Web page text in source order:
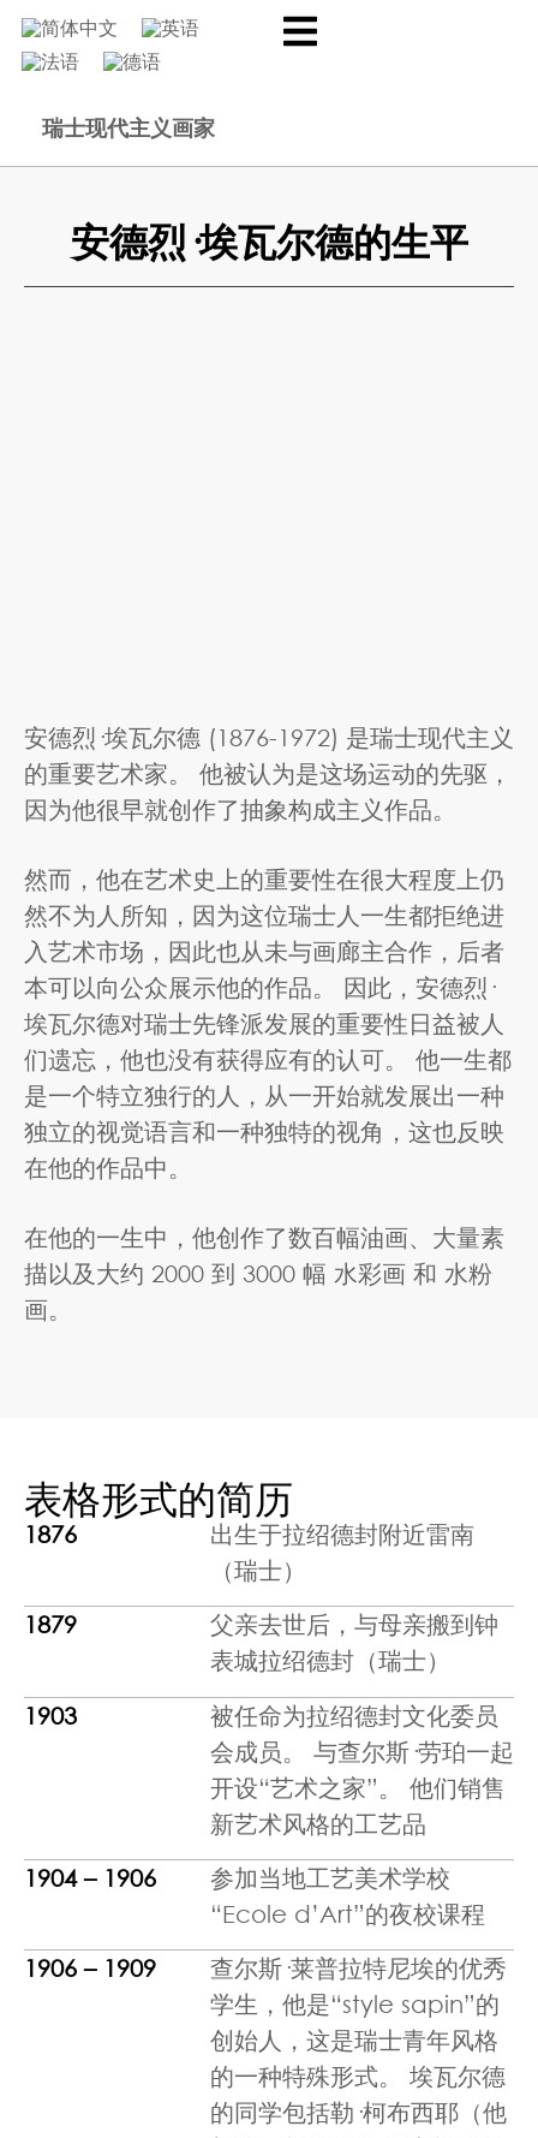
瑞士现代主义画家
安德烈·埃瓦尔德的生平
安德烈·埃瓦尔德 (1876-1972) 是瑞士现代主义
的重要艺术家。 他被认为是这场运动的先驱，
因为他很早就创作了抽象构成主义作品。
然而，他在艺术史上的重要性在很大程度上仍
然不为人所知，因为这位瑞士人一生都拒绝进
入艺术市场，因此也从未与画廊主合作，后者
本可以向公众展示他的作品。 因此，安德烈·
埃瓦尔德对瑞士先锋派发展的重要性日益被人
们遗忘，他也没有获得应有的认可。 他一生都
是一个特立独行的人，从一开始就发展出一种
独立的视觉语言和一种独特的视角，这也反映
在他的作品中。
在他的一生中，他创作了数百幅油画、大量素
描以及大约 2000 到 3000 幅 水彩画 和 水粉
画。
表格形式的简历
1876
出生于拉绍德封附近雷南
（瑞士）
1879
父亲去世后，与母亲搬到钟
表城拉绍德封（瑞士）
1903
被任命为拉绍德封文化委员
会成员。 与查尔斯·劳珀一起
开设“艺术之家”。 他们销售
新艺术风格的工艺品
1904 – 1906
参加当地工艺美术学校
“Ecole d’Art”的夜校课程
1906 – 1909
查尔斯·莱普拉特尼埃的优秀
学生，他是“style sapin”的
创始人，这是瑞士青年风格
的一种特殊形式。 埃瓦尔德
的同学包括勒·柯布西耶（他